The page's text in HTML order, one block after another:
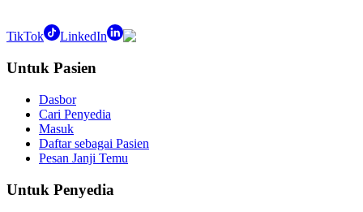
TikTok LinkedIn
Untuk Pasien
Dasbor
Cari Penyedia
Masuk
Daftar sebagai Pasien
Pesan Janji Temu
Untuk Penyedia